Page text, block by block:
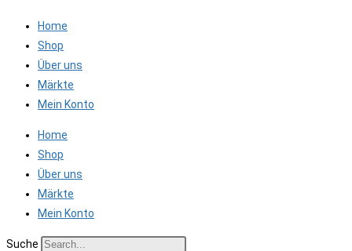
Home
Shop
Über uns
Märkte
Mein Konto
Home
Shop
Über uns
Märkte
Mein Konto
Suche